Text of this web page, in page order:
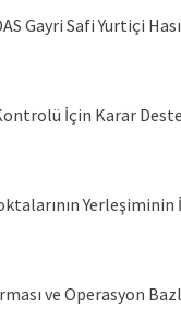
Gayri Safi Yurtiçi
İçin Karar
ve Operasyon